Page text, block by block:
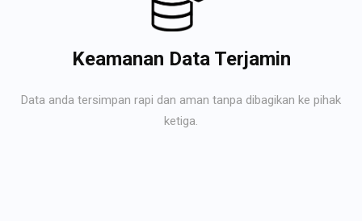
Keamanan Data Terjamin
Data anda tersimpan rapi dan aman tanpa dibagikan ke pihak
ketiga.